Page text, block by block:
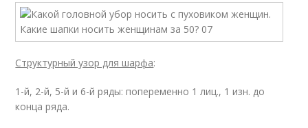
Структурный узор для шарфа:
1-й, 2-й, 5-й и 6-й ряды: попеременно 1 лиц., 1 изн. до
конца ряда.